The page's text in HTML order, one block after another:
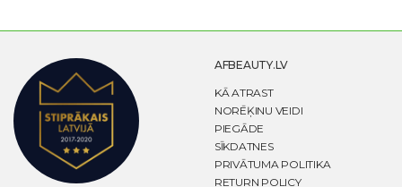
AFBEAUTY.LV
KĀ ATRAST
NORĒĶINU VEIDI
PIEGĀDE
SĪKDATNES
PRIVĀTUMA POLITIKA
RETURN POLICY